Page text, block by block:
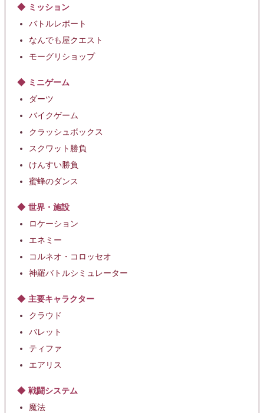
ミッション
バトルレポート
なんでも屋クエスト
モーグリショップ
ミニゲーム
ダーツ
バイクゲーム
クラッシュボックス
スクワット勝負
けんすい勝負
蜜蜂のダンス
世界・施設
ロケーション
エネミー
コルネオ・コロッセオ
神羅バトルシミュレーター
主要キャラクター
クラウド
バレット
ティファ
エアリス
戦闘システム
魔法